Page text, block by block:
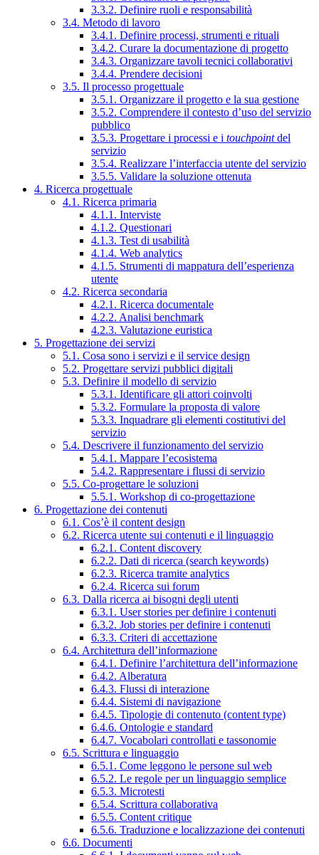
3.3.2. Definire ruoli e responsabilità
3.4. Metodo di lavoro
3.4.1. Definire processi, strumenti e rituali
3.4.2. Curare la documentazione di progetto
3.4.3. Organizzare tavoli tecnici collaborativi
3.4.4. Prendere decisioni
3.5. Il processo progettuale
3.5.1. Organizzare il progetto e la sua gestione
3.5.2. Comprendere il contesto d’uso del servizio
pubblico
3.5.3. Progettare i processi e i touchpointdel
servizio
3.5.4. Realizzare l’interfaccia utente del servizio
3.5.5. Validare la soluzione ottenuta
4. Ricerca progettuale
4.1. Ricerca primaria
4.1.1. Interviste
4.1.2. Questionari
4.1.3. Test di usabilità
4.1.4. Web analytics
4.1.5. Strumenti di mappatura dell’esperienza
utente
4.2. Ricerca secondaria
4.2.1. Ricerca documentale
4.2.2. Analisi benchmark
4.2.3. Valutazione euristica
5. Progettazione dei servizi
5.1. Cosa sono i servizi e il service design
5.2. Progettare servizi pubblici digitali
5.3. Definire il modello di servizio
5.3.1. Identificare gli attori coinvolti
5.3.2. Formulare la proposta di valore
5.3.3. Inquadrare gli elementi costitutivi del
servizio
5.4. Descrivere il funzionamento del servizio
5.4.1. Mappare l’ecosistema
5.4.2. Rappresentare i flussi di servizio
5.5. Co-progettare le soluzioni
5.5.1. Workshop di co-progettazione
6. Progettazione dei contenuti
6.1. Cos’è il content design
6.2. Ricerca utente sui contenuti e il linguaggio
6.2.1. Content discovery
6.2.2. Dati di ricerca (search keywords)
6.2.3. Ricerca tramite analytics
6.2.4. Ricerca sui forum
6.3. Dalla ricerca ai bisogni degli utenti
6.3.1. User stories per definire i contenuti
6.3.2. Job stories per definire i contenuti
6.3.3. Criteri di accettazione
6.4. Architettura dell’informazione
6.4.1. Definire l’architettura dell’informazione
6.4.2. Alberatura
6.4.3. Flussi di interazione
6.4.4. Sistemi di navigazione
6.4.5. Tipologie di contenuto (content type)
6.4.6. Ontologie e standard
6.4.7. Vocabolari controllati e tassonomie
6.5. Scrittura e linguaggio
6.5.1. Come leggono le persone sul web
6.5.2. Le regole per un linguaggio semplice
6.5.3. Microtesti
6.5.4. Scrittura collaborativa
6.5.5. Content critique
6.5.6. Traduzione e localizzazione dei contenuti
6.6. Documenti